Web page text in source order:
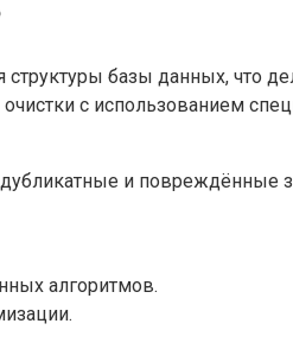
структуры базы данных,
с использованием
и повреждённые
алгоритмов.